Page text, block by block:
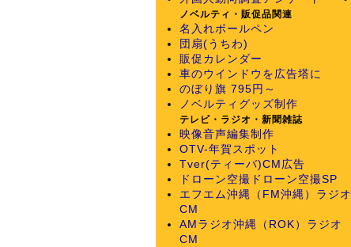
ノベルティ・販促品関連
名入れボールペン
団扇(うちわ)
販促カレンダー
車のウインドウを広告塔に
のぼり旗 795円～
ノベルティグッズ制作
テレビ・ラジオ・新聞雑誌
映像音声編集制作
OTV-年賀スポット
Tver(ティーバ)CM広告
ドローン空撮 ドローン空撮SP
エフエム沖縄（FM沖縄）ラジオ
CM
AMラジオ沖縄（ROK）ラジオ
CM